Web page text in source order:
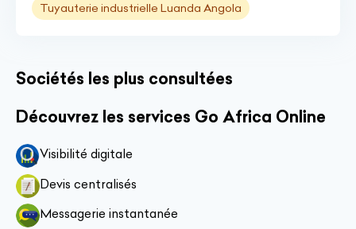
Tuyauterie industrielle Luanda Angola
Sociétés les plus consultées
Découvrez les services Go Africa Online
Visibilité digitale
Devis centralisés
Messagerie instantanée